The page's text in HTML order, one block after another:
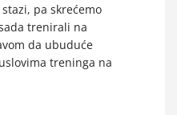
pa skrećemo
trenirali na
da ubuduće
treninga na